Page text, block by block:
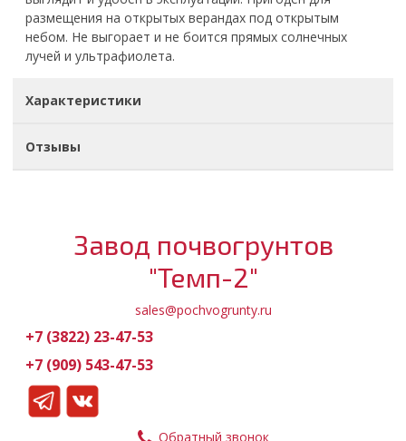
размещения на открытых верандах под открытым
небом. Не выгорает и не боится прямых солнечных
лучей и ультрафиолета.
Характеристики
Отзывы
Завод почвогрунтов
"Темп-2"
sales@pochvogrunty.ru
+7 (3822) 23-47-53
+7 (909) 543-47-53
Обратный звонок